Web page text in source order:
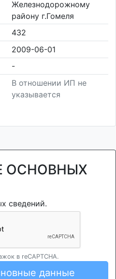
Железнодорожному
району г.Гомеля
432
2009-06-01
-
В отношении ИП не
указывается
ОСНОВНЫХ
сведений.
в reCAPTCHA.
данные